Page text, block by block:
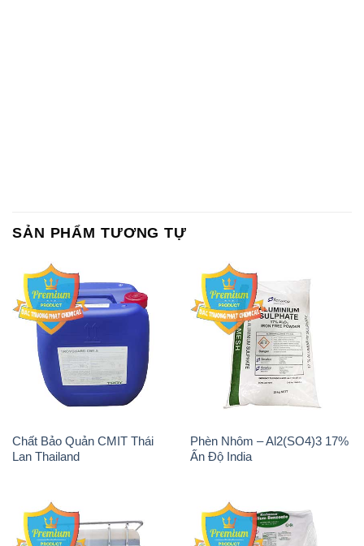
Chất Bảo Quản CMIT Thái
Lan Thailand
Phèn Nhôm – Al2(SO4)3 17%
Ấn Độ India